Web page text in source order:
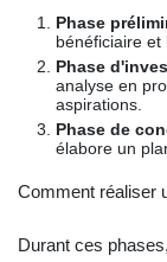
Phase
bénéficiaire et
Phase
analyse en
aspirations.
Phase de
élabore un
Comment réaliser
Durant ces